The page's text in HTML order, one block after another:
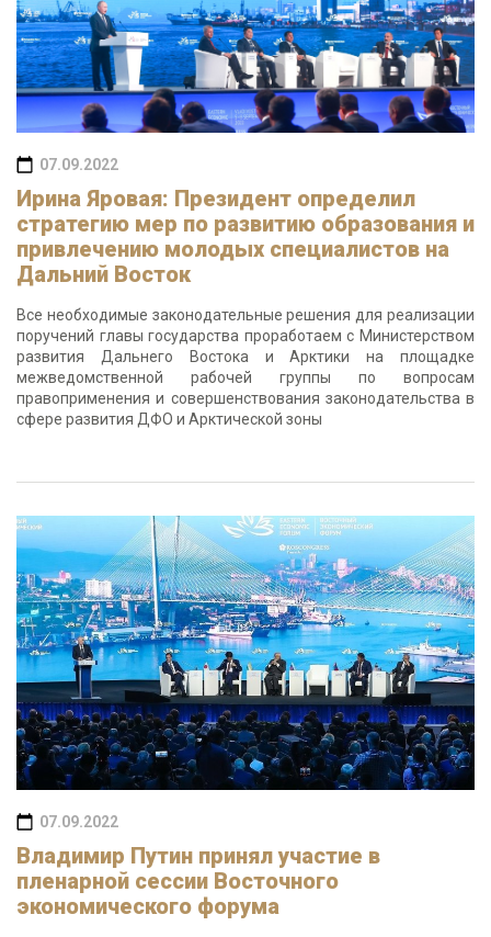
07.09.2022
Ирина Яровая: Президент определил
стратегию мер по развитию образования и
привлечению молодых специалистов на
Дальний Восток
Все необходимые законодательные решения для реализации
поручений главы государства проработаем с Министерством
развития Дальнего Востока и Арктики на площадке
межведомственной рабочей группы по вопросам
правоприменения и совершенствования законодательства в
сфере развития ДФО и Арктической зоны
07.09.2022
Владимир Путин принял участие в
пленарной сессии Восточного
экономического форума